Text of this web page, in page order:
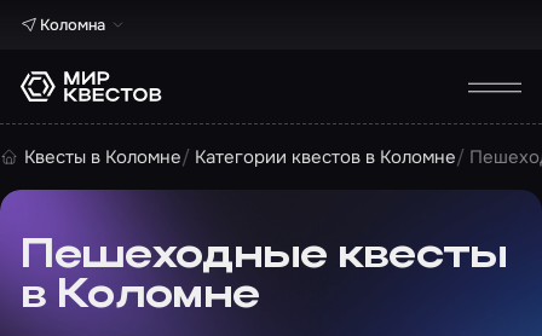
Коломна
Квесты в Коломне Категории квестов в Коломне
Пешеходные квесты
в Коломне